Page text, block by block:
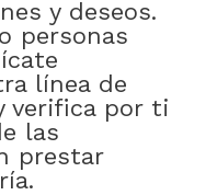
y deseos.
personas
línea de
verifica por ti
las
prestar